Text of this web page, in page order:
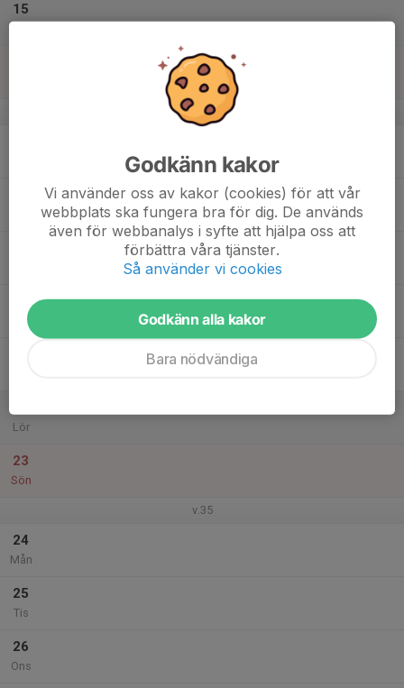
15
v.34
Tor
Lör
23
Sön
v.35
24
Mån
25
Tis
26
Ons
Godkänn kakor
Vi använder oss av kakor (cookies) för att vår
webbplats ska fungera bra för dig. De används
även för webbanalys i syfte att hjälpa oss att
förbättra våra tjänster.
Så använder vi cookies
Godkänn alla kakor
Bara nödvändiga